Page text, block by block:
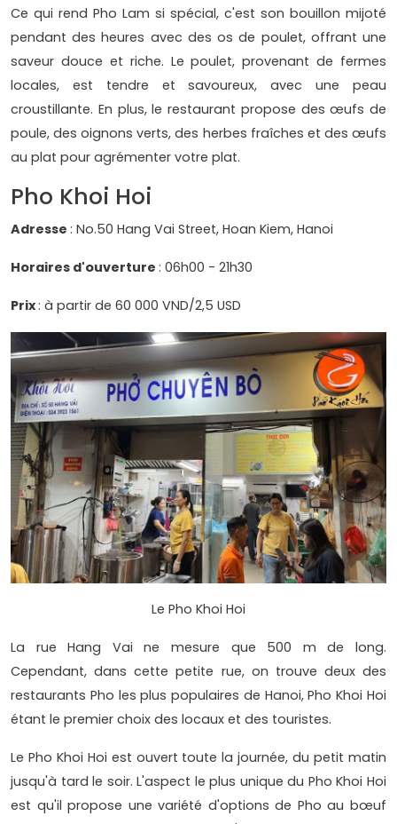
Ce qui rend Pho Lam si spécial, c'est son bouillon mijoté
pendant des heures avec des os de poulet, offrant une
saveur douce et riche. Le poulet, provenant de fermes
locales, est tendre et savoureux, avec une peau
croustillante. En plus, le restaurant propose des œufs de
poule, des oignons verts, des herbes fraîches et des œufs
au plat pour agrémenter votre plat.
Pho Khoi Hoi
Adresse : No.50 Hang Vai Street, Hoan Kiem, Hanoi
Horaires d'ouverture : 06h00 - 21h30
Prix: à partir de 60 000 VND/2,5 USD
Le Pho Khoi Hoi
La rue Hang Vai ne mesure que 500 m de long.
Cependant, dans cette petite rue, on trouve deux des
restaurants Pho les plus populaires de Hanoi, Pho Khoi Hoi
étant le premier choix des locaux et des touristes.
Le Pho Khoi Hoi est ouvert toute la journée, du petit matin
jusqu'à tard le soir. L'aspect le plus unique du Pho Khoi Hoi
est qu'il propose une variété d'options de Pho au bœuf